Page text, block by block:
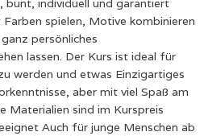
bunt, individuell und garantiert
spielen, Motive kombinieren
persönliches
lassen. Der Kurs ist ideal für
werden und etwas Einzigartiges
aber mit viel Spaß am
Materialien sind im Kurspreis
Auch für junge Menschen ab